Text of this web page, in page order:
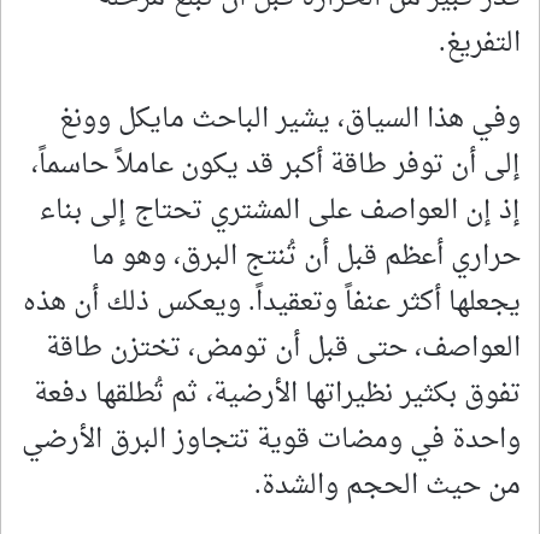
التفريغ.
وفي هذا السياق، يشير الباحث مايكل وونغ
إلى أن توفر طاقة أكبر قد يكون عاملاً حاسماً،
إذ إن العواصف على المشتري تحتاج إلى بناء
حراري أعظم قبل أن تُنتج البرق، وهو ما
يجعلها أكثر عنفاً وتعقيداً. ويعكس ذلك أن هذه
العواصف، حتى قبل أن تومض، تختزن طاقة
تفوق بكثير نظيراتها الأرضية، ثم تُطلقها دفعة
واحدة في ومضات قوية تتجاوز البرق الأرضي
من حيث الحجم والشدة.